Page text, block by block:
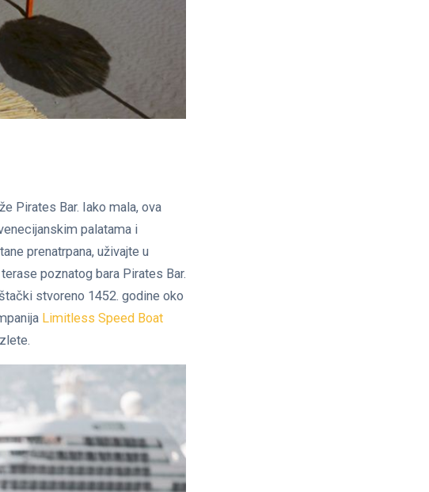
Pirates Bar. Iako mala, ova
palatama i
prenatrpana, uživajte u
poznatog bara Pirates Bar.
stvoreno 1452. godine oko
Limitless Speed Boat